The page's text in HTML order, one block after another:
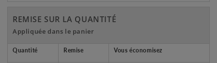
REMISE SUR LA QUANTITÉ
Appliquée dans le panier
Quantité Remise Vous économisez